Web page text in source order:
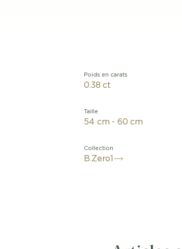
Poids en carats
0.38 ct
Taille
54 cm - 60 cm
Collection
B.Zero1
teintée d’une touche d’insolence.